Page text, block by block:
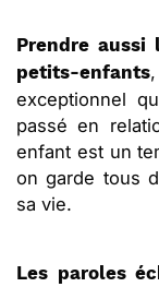
Prendre aussi
petits-enfants
exceptionnel
passé en
enfant est un
on garde tous
sa vie.
Les paroles